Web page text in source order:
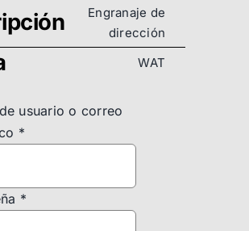
Engranaje de
dirección
WAT
usuario o correo
*
*